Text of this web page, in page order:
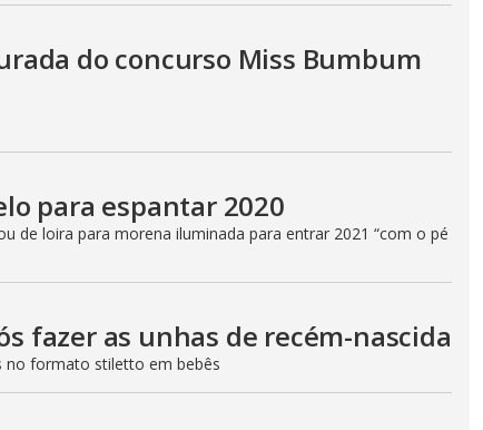
do concurso Miss Bumbum
para espantar 2020
de loira para morena iluminada para entrar 2021 “com o pé
fazer as unhas de recém-nascida
no formato stiletto em bebês